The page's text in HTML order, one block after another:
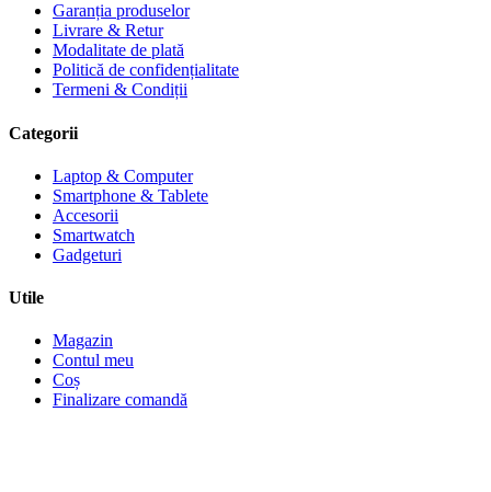
Garanția produselor
Livrare & Retur
Modalitate de plată
Politică de confidențialitate
Termeni & Condiții
Categorii
Laptop & Computer
Smartphone & Tablete
Accesorii
Smartwatch
Gadgeturi
Utile
Magazin
Contul meu
Coș
Finalizare comandă